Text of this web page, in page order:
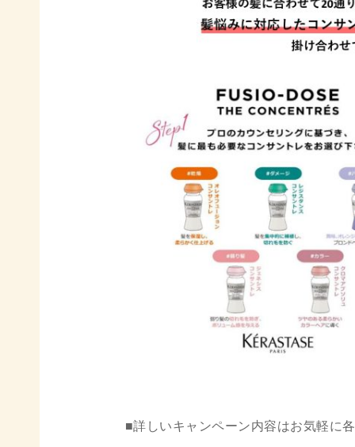
■詳しいキャンペーン内容はお気軽に